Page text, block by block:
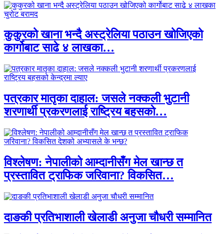
कुकुरको खाना भन्दै अस्ट्रेलिया पठाउन खोजिएको
कार्गोबाट साढे ४ लाखका…
पत्रकार मातृका दाहाल: जसले नक्कली भुटानी
शरणार्थी प्रकरणलाई राष्ट्रिय बहसको…
विश्लेषण: नेपालीको आम्दानीसँग मेल खान्छ त
प्रस्तावित ट्राफिक जरिवाना? विकसित…
दाङकी प्रतिभाशाली खेलाडी अनुजा चौधरी सम्मानित